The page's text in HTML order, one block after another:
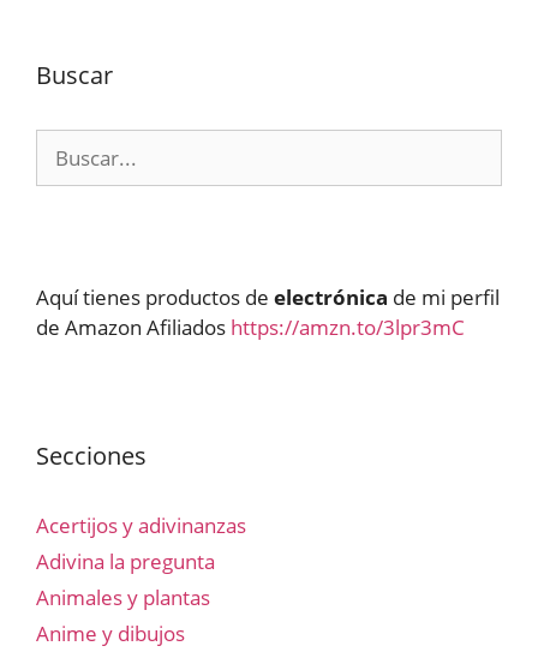
Buscar
Aquí tienes productos de electrónica de mi perfil
de Amazon Afiliados https://amzn.to/3lpr3mC
Secciones
Acertijos y adivinanzas
Adivina la pregunta
Animales y plantas
Anime y dibujos